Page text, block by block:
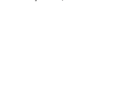
Παρασκήνιο